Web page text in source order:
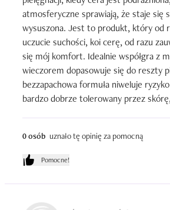
atmosferyczne sprawiają, że staje się
wysuszona. Jest to produkt, który od
uczucie suchości, koi cerę, od razu
się mój komfort. Idealnie współgra z
wieczorem dopasowuje się do reszty
bezzapachowa formuła niweluje
bardzo dobrze tolerowany przez
0 osób uznało tę opinię za pomocną
Pomocne!